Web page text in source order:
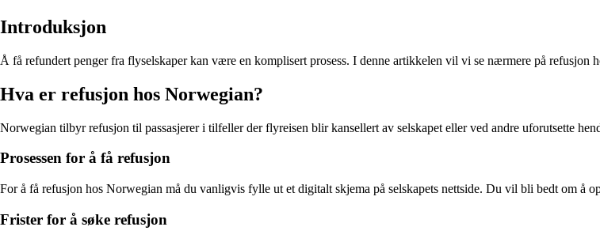
Introduksjon
Å få refundert penger fra flyselskaper kan være en komplisert prosess. I denne artikkelen vil vi se nærmere på
Hva er refusjon hos Norwegian?
Norwegian tilbyr refusjon til passasjerer i tilfeller der flyreisen blir kansellert av selskapet eller ved andre uforutsette
Prosessen for å få refusjon
For å få refusjon hos Norwegian må du vanligvis fylle ut et digitalt skjema på selskapets nettside. Du vil bli bedt om å
Frister for å søke refusjon